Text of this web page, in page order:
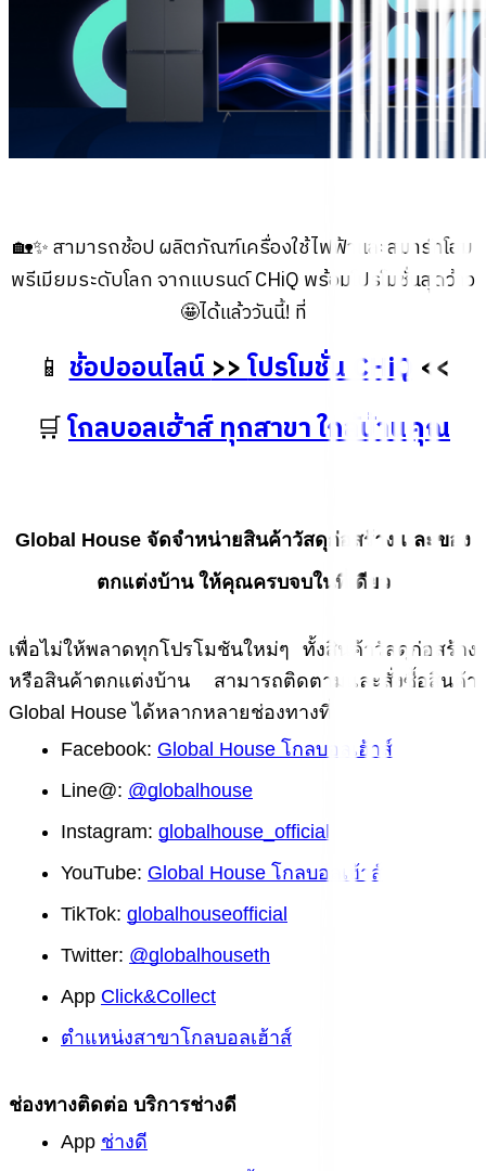
🏡✨ สามารถช้อป ผลิตภัณฑ์เครื่องใช้ไฟฟ้าและสมาร์ทโฮม
พรีเมียมระดับโลก จากแบรนด์ CHiQ พร้อมโปรโมชั่นสุดว้าว
🤩ได้แล้ววันนี้! ที่
📱ช้อปออนไลน์>>โปรโมชั่น CHiQ <<
🛒โกลบอลเฮ้าส์ ทุกสาขา ใกล้บ้านคุณ
Global House จัดจำหน่ายสินค้าวัสดุก่อสร้าง และของ
ตกแต่งบ้าน ให้คุณครบจบในที่เดียว
เพื่อไม่ให้พลาดทุกโปรโมชันใหม่ๆ ทั้งสินค้าวัสดุก่อสร้าง
หรือสินค้าตกแต่งบ้าน สามารถติดตามและสั่งซื้อสินค้า
Global House ได้หลากหลายช่องทางที่
Facebook: Global House โกลบอลเฮ้าส์
Line@: @globalhouse
Instagram: globalhouse_official
YouTube: Global House โกลบอลเฮ้าส์
TikTok: globalhouseofficial
Twitter: @globalhouseth
App Click&Collect
ตำแหน่งสาขาโกลบอลเฮ้าส์
ช่องทางติดต่อ บริการช่างดี
App ช่างดี